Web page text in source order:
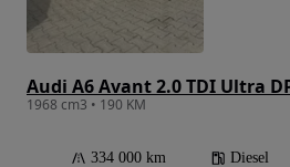
Audi A6 Avant 2.0 TDI Ultra
1968 cm3 • 190 KM
334 000 km Diesel